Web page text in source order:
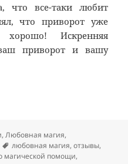
что все-таки любит
что приворот уже
Искренняя
приворот и вашу
,Любовная магия,
Метки
любовная магия,отзывы,
магической помощи,